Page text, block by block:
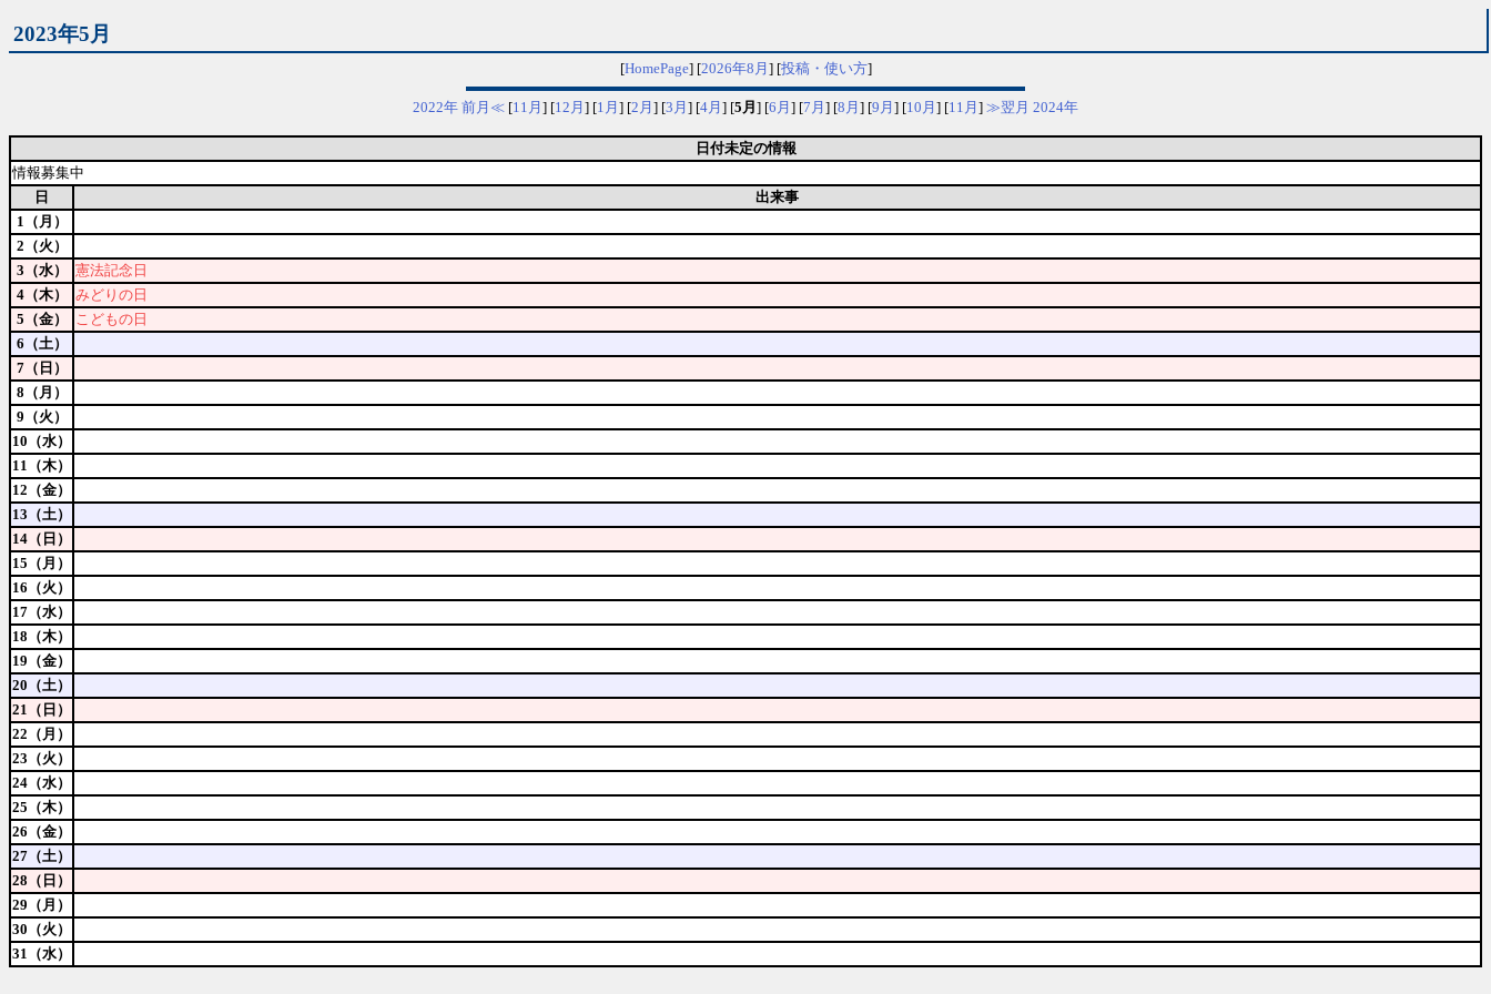
2023年5月
[HomePage] [2026年8月 ] [投稿・使い方]
2022年 前月≪ [11月 ] [12月 ] [1月 ] [2月 ] [3月 ] [4月 ] [5月 ] [6月 ] [7月 ] [8月 ] [9月 ] [10月 ] [11月 ] ≫翌月 2024年
日付未定の情報
情報募集中
日
出来事
1（月）
2（火）
3（水）
憲法記念日
4（木）
みどりの日
5（金）
こどもの日
6（土）
7（日）
8（月）
9（火）
10（水）
11（木）
12（金）
13（土）
14（日）
15（月）
16（火）
17（水）
18（木）
19（金）
20（土）
21（日）
22（月）
23（火）
24（水）
25（木）
26（金）
27（土）
28（日）
29（月）
30（火）
31（水）